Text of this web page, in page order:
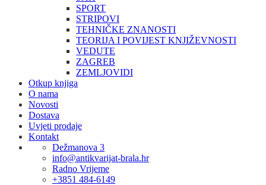
SPORT
STRIPOVI
TEHNIČKE ZNANOSTI
TEORIJA I POVIJEST KNJIŽEVNOSTI
VEDUTE
ZAGREB
ZEMLJOVIDI
Otkup knjiga
O nama
Novosti
Dostava
Uvjeti prodaje
Kontakt
Dežmanova 3
info@antikvarijat-brala.hr
Radno Vrijeme
+3851 484-6149